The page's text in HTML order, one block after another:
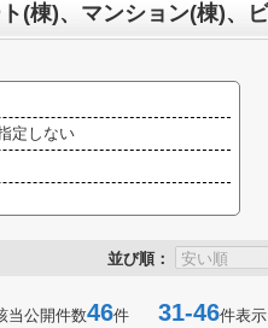
定しない
並び順：
当公開件数46件 31-46件表示